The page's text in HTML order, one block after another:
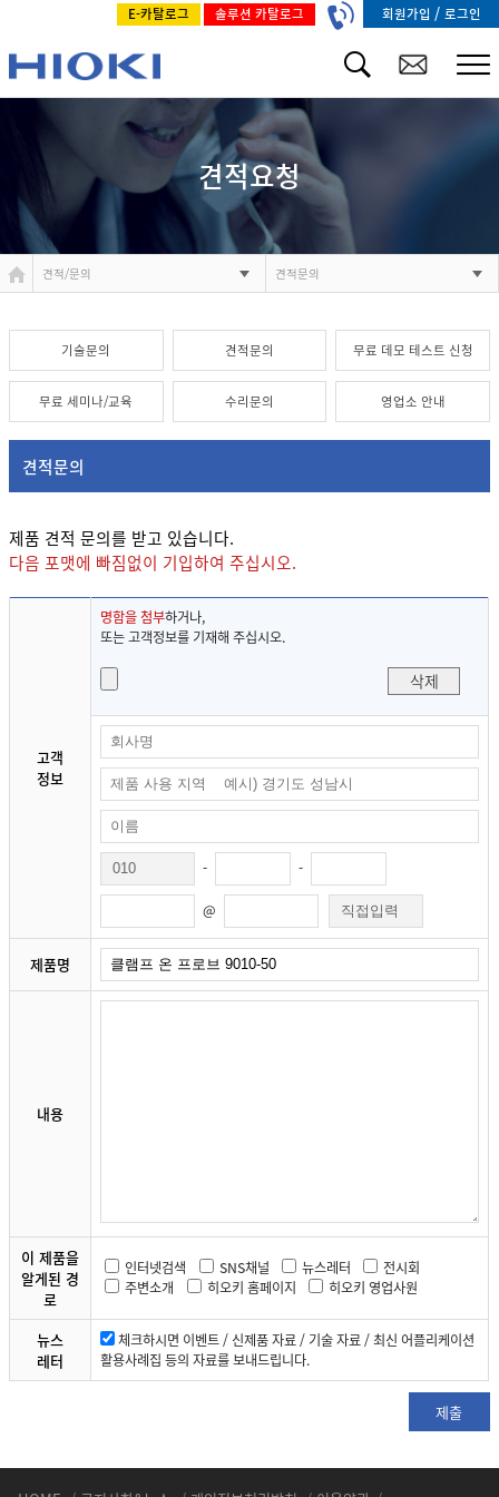
E-카탈로그 솔루션 카탈로그 회원가입 / 로그인
견적요청
견적/문의 견적문의
기술문의 견적문의 무료 데모 테스트 신청
무료 세미나/교육 수리문의 영업소 안내
견적문의
제품 견적 문의를 받고 있습니다.
다음 포맷에 빠짐없이 기입하여 주십시오.
고객
정보
명함을 첨부하거나,
또는 고객정보를 기재해 주십시오.
삭제
- -
@
제품명
내용
이 제품을
알게된 경
로
인터넷검색 SNS채널 뉴스레터
전시회
주변소개
히오키 홈페이지 히오키 영업사원
뉴스
레터
체크하시면 이벤트 / 신제품 자료 / 기술 자료 / 최신 어플리케이션
활용사례집 등의 자료를 보내드립니다.
제출